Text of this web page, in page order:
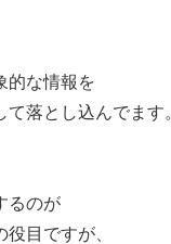
的な情報を
落とし込んでます。
るのが
目ですが、